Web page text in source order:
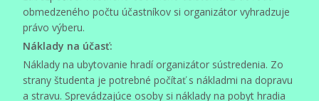
obmedzeného počtu účastníkov si organizátor vyhradzuje
právo výberu.
Náklady na účasť:
Náklady na ubytovanie hradí organizátor sústredenia. Zo
strany študenta je potrebné počítať s nákladmi na dopravu
a stravu. Sprevádzajúce osoby si náklady na pobyt hradia